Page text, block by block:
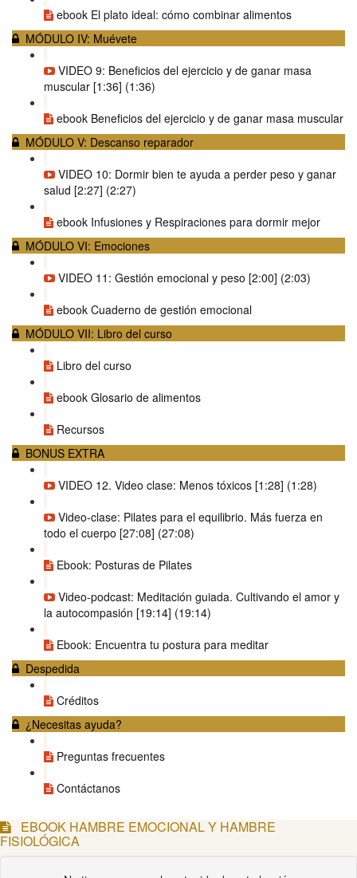
ebook El plato ideal: cómo combinar alimentos
MÓDULO IV: Muévete
VIDEO 9: Beneficios del ejercicio y de ganar masa
muscular [1:36] (1:36)
ebook Beneficios del ejercicio y de ganar masa muscular
MÓDULO V: Descanso reparador
VIDEO 10: Dormir bien te ayuda a perder peso y ganar
salud [2:27] (2:27)
ebook Infusiones y Respiraciones para dormir mejor
MÓDULO VI: Emociones
VIDEO 11: Gestión emocional y peso [2:00] (2:03)
ebook Cuaderno de gestión emocional
MÓDULO VII: Libro del curso
Libro del curso
ebook Glosario de alimentos
Recursos
BONUS EXTRA
VIDEO 12. Video clase: Menos tóxicos [1:28] (1:28)
Video-clase: Pilates para el equilibrio. Más fuerza en
todo el cuerpo [27:08] (27:08)
Ebook: Posturas de Pilates
Video-podcast: Meditación guiada. Cultivando el amor y
la autocompasión [19:14] (19:14)
Ebook: Encuentra tu postura para meditar
Despedida
Créditos
¿Necesitas ayuda?
Preguntas frecuentes
Contáctanos
EBOOK HAMBRE EMOCIONAL Y HAMBRE
FISIOLÓGICA